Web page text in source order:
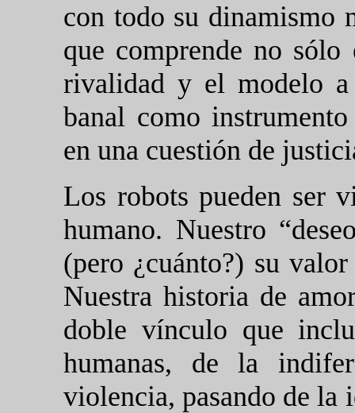
con todo su dinamismo
que comprende no
rivalidad y el modelo
banal como
en una cuestión de
Los robots pueden ser
humano. Nuestro
(pero ¿cuánto?) su
Nuestra historia de
doble vínculo que
humanas, de la
violencia, pasando de la